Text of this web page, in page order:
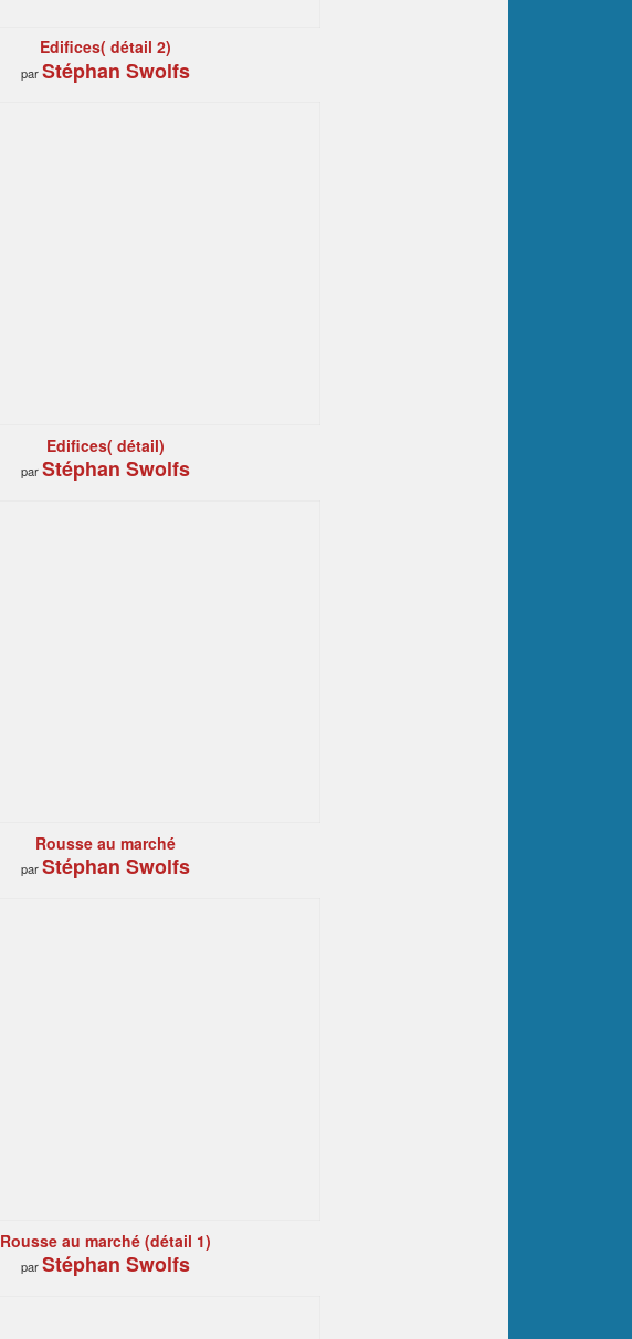
Edifices( détail 2)
parStéphan Swolfs
Edifices( détail)
parStéphan Swolfs
Rousse au marché
parStéphan Swolfs
Rousse au marché (détail 1)
parStéphan Swolfs